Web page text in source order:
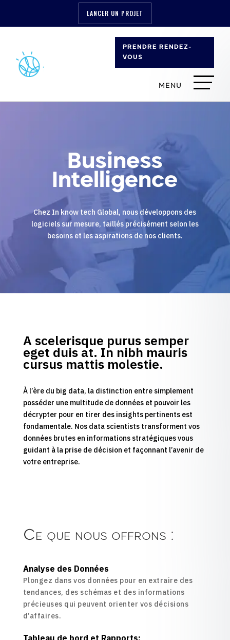
LANCER UN PROJET
PRENDRE RENDEZ-
VOUS
Business
Intelligence
Chez In know tech Global, nous développons des
logiciels sur mesure, taillés précisément selon les
besoins et les aspirations de nos clients.
A scelerisque purus semper
eget duis at. In nibh mauris
cursus mattis molestie.
À l’ère du big data, la distinction entre simplement
posséder une multitude de données et pouvoir les
décrypter pour en tirer des insights pertinents est
fondamentale. Nos data scientists transforment vos
données brutes en informations stratégiques vous
guidant à la prise de décision et façonnant l’avenir de
votre entreprise.
Ce que nous offrons :
Analyse des Données
Plongez dans vos données pour en extraire des
tendances, des schémas et des informations
précieuses qui peuvent orienter vos décisions
d’affaires.
Tableau de bord et Rapports: